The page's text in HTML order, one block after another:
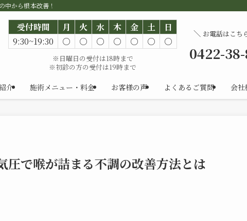
中から根本改善！
介 施術メニュー・料金 お客様の声 よくあるご質問 会
受付時間 月 火 水 木 金 土
日
9:30~19:30
○ ○ ○ ○ ○ ○ ○
※日曜日の受付は18時まで
※初診の方の受付は19時まで
＼ お電話はこち
0422-
圧で喉が詰まる不調の改善方法とは